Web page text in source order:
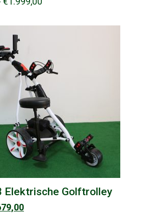
tot
Elektrische Golftrolley
Huidige